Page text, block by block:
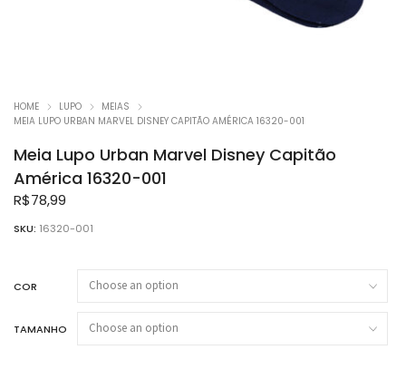
HOME LUPO
MEIAS
MEIA LUPO URBAN MARVEL DISNEY CAPITÃO AMÉRICA 16320-001
Meia Lupo Urban Marvel Disney Capitão
América 16320-001
R$78,99
SKU: 16320-001
COR
TAMANHO